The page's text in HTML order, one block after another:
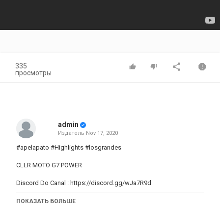
335
просмотры
admin
Издатель Nov 17, 2020
#apelapato #Highlights #losgrandes
CLLR MOTO G7 POWER
Discord Do Canal : https://discord.gg/wJa7R9d
ПОКАЗАТЬ БОЛЬШЕ